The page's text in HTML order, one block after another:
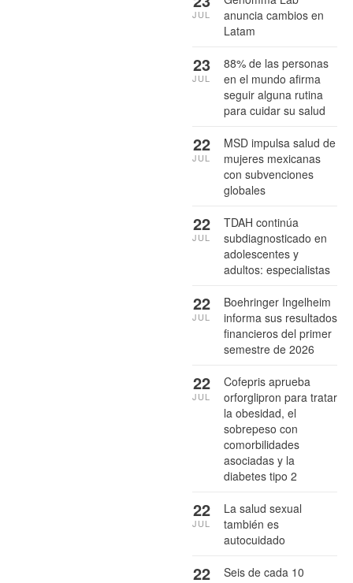
anuncia cambios en
Latam
JUL
88% de las personas
en el mundo afirma
seguir alguna rutina
para cuidar su salud
23
JUL
MSD impulsa salud de
mujeres mexicanas
con subvenciones
globales
22
JUL
TDAH continúa
subdiagnosticado en
adolescentes y
adultos: especialistas
22
JUL
Boehringer Ingelheim
informa sus resultados
financieros del primer
semestre de 2026
22
JUL
Cofepris aprueba
orforglipron para tratar
la obesidad, el
sobrepeso con
comorbilidades
asociadas y la
diabetes tipo 2
22
JUL
La salud sexual
también es
autocuidado
22
JUL
Seis de cada 10
22